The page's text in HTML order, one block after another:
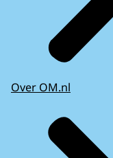
Over OM.nl